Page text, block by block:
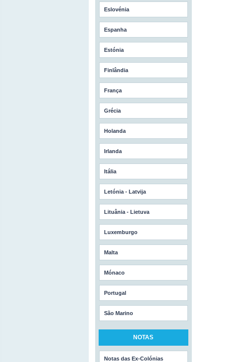
Eslovénia
Espanha
Estónia
Finlândia
França
Grécia
Holanda
Irlanda
Itália
Letónia - Latvija
Lituânia - Lietuva
Luxemburgo
Malta
Mónaco
Portugal
São Marino
NOTAS
Notas das Ex-Colónias